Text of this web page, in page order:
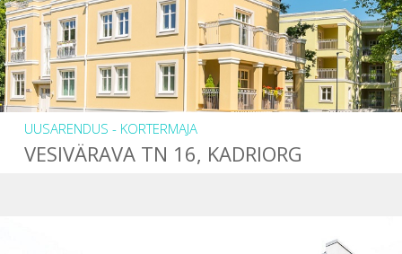
UUSARENDUS - KORTERMAJA
VESIVÄRAVA TN 16, KADRIORG